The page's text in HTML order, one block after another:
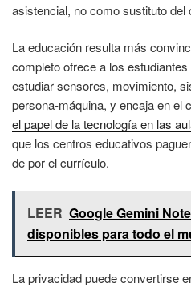
asistencial, no como sustituto del
La educación resulta más
completo ofrece a los
estudiar sensores, movimiento,
persona-máquina, y encaja en el
el papel de la tecnología en las
que los centros educativos
de por el currículo.
LEER Google Gemini
disponibles para todo el
La privacidad puede convertirse